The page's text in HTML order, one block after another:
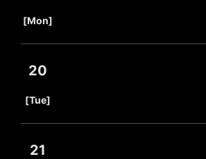
[Mon]
20
[Tue]
21